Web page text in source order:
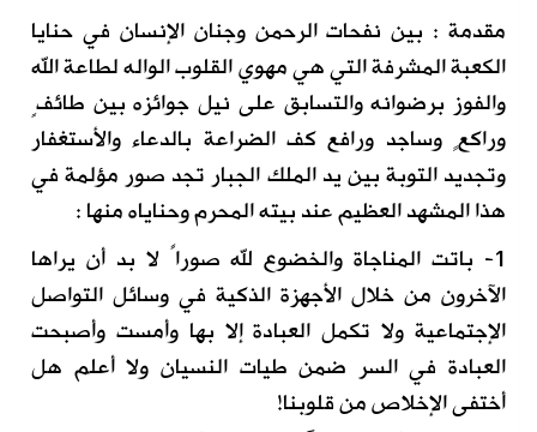
مقدمة : بين نفحات الرحمن وجنان الإنسان في حنايا
الكعبة المشرفة التي هي مهوي القلوب الواله لطاعة الله
والفوز برضوانه والتسابق على نيل جوائزه بين طائفٍ
وراكعٍ وساجد ورافع كف الضراعة بالدعاء والأستغفار
وتجديد التوبة بين يد الملك الجبار تجد صور مؤلمة في
هذا المشهد العظيم عند بيته المحرم وحناياه منها :
1- باتت المناجاة والخضوع لله صوراً لا بد أن يراها
الآخرون من خلال الأجهزة الذكية في وسائل التواصل
الإجتماعية ولا تكمل العبادة إلا بها وأمست وأصبحت
العبادة في السر ضمن طيات النسيان ولا أعلم هل
أختفى الإخلاص من قلوبنا!